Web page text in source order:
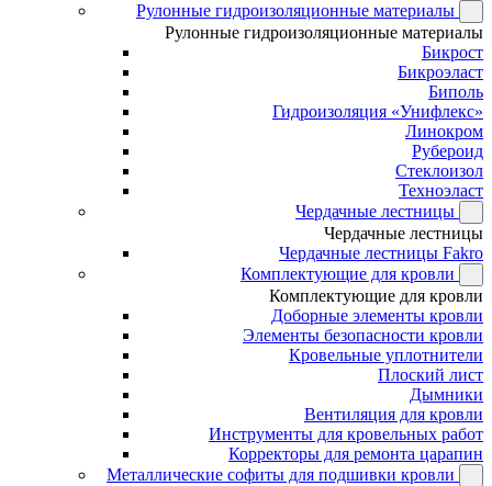
Рулонные гидроизоляционные материалы
Рулонные гидроизоляционные материалы
Бикрост
Бикроэласт
Биполь
Гидроизоляция «Унифлекс»
Линокром
Рубероид
Стеклоизол
Техноэласт
Чердачные лестницы
Чердачные лестницы
Чердачные лестницы Fakro
Комплектующие для кровли
Комплектующие для кровли
Доборные элементы кровли
Элементы безопасности кровли
Кровельные уплотнители
Плоский лист
Дымники
Вентиляция для кровли
Инструменты для кровельных работ
Корректоры для ремонта царапин
Металлические софиты для подшивки кровли